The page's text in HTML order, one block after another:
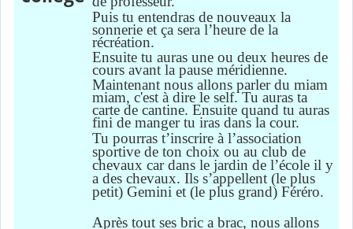
Puis tu entendras de nouveaux la
sonnerie et ça sera l’heure de la
récréation.
Ensuite tu auras une ou deux heures de
cours avant la pause méridienne.
Maintenant nous allons parler du miam
miam, c'est à dire le self. Tu auras ta
carte de cantine. Ensuite quand tu auras
fini de manger tu iras dans la cour.
Tu pourras t’inscrire à l’association
sportive de ton choix ou au club de
chevaux car dans le jardin de l’école il y
a des chevaux. Ils s’appellent (le plus
petit) Gemini et (le plus grand) Féréro.
Après tout ses bric a brac, nous allons